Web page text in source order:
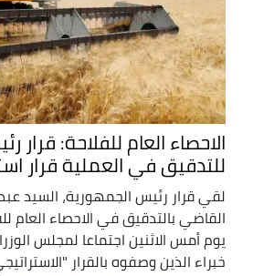
الاحصاء العام للفلاحة: قرار
للتدقيق في العملية قرار
لقي قرار رئيس الجمهورية، السيد عبد
القاضي بالتدقيق في الاحصاء العام
يوم أمس الاثنين اجتماعا لمجلس
خبراء الذين وصفوه بالقرار